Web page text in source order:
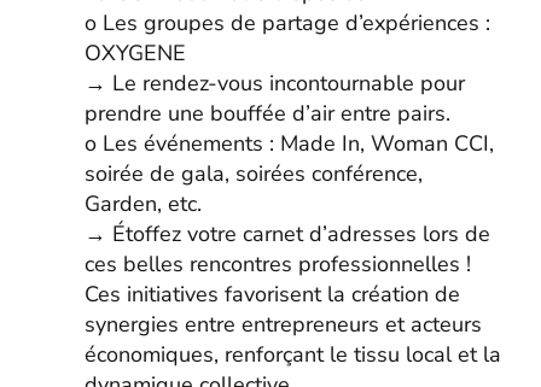
o Les groupes de partage d’expériences :
OXYGENE
→ Le rendez-vous incontournable pour
prendre une bouffée d’air entre pairs.
o Les événements : Made In, Woman CCI,
soirée de gala, soirées conférence,
Garden, etc.
→ Étoffez votre carnet d’adresses lors de
ces belles rencontres professionnelles !
Ces initiatives favorisent la création de
synergies entre entrepreneurs et acteurs
économiques, renforçant le tissu local et la